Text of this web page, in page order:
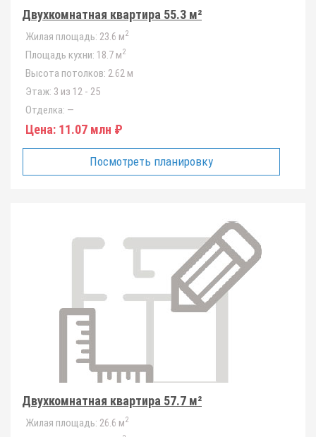
Двухкомнатная квартира 55.3 м²
Жилая площадь: 23.6 м2
Площадь кухни: 18.7 м2
Высота потолков: 2.62 м
Этаж: 3 из 12 - 25
Отделка: —
Цена: 11.07 млн ₽
Посмотреть планировку
Двухкомнатная квартира 57.7 м²
Жилая площадь: 26.6 м2